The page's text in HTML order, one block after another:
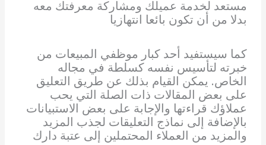
مستعد لخدمة عميلك ومشاركة معرفتك معه
بدلا من أن تكون بائعا انتهازيا
كما سيستفيد أحد كبار موظفي المبيعات من
خبرته لتأسيس نفسه كسلطة في مجاله
الخاص. يمكن القيام بذلك عن طريق التعليق
على بعض المقالات ذات الصلة التي يحب
عملاؤك قراءتها والإجابة على بعض الاستبيانات
بالإضافة إلى نماذج التعليقات لجذب المزيد
والمزيد من العملاء المحتملين إلى عتبة دارك